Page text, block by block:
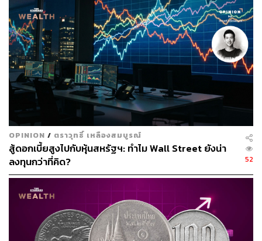
TAGS: Japan Youtube Sony Spotify
Sony Walkman
เครื่องเล่นเพลง
827
ABOUT THE AUTHOR
อรุณ เหล่าสิล
นักศึกษาฝึกงานประจำกองบรรณาธิการ ​​THE
STANDARD WEALTH
OPINION / ตราวุทธิ์ เหลืองสมบูรณ์
สู้ดอกเบี้ยสูงไปกับหุ้นสหรัฐฯ: ทำไม Wall Street ยังน่า
ลงทุนกว่าที่คิด?
52